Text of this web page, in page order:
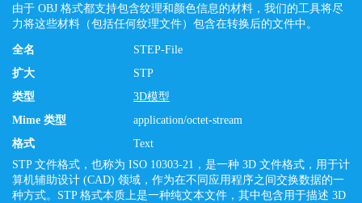
由于 OBJ 格式都支持包含纹理和颜色信息的材料，我们的工具将尽
力将这些材料（包括任何纹理文件）包含在转换后的文件中。
全名
STEP-File
扩大
STP
类型
3D模型
Mime 类型
application/octet-stream
格式
Text
STP 文件格式，也称为 ISO 10303-21，是一种 3D 文件格式，用于计
算机辅助设计 (CAD) 领域，作为在不同应用程序之间交换数据的一
种方式。STP 格式本质上是一种纯文本文件，其中包含用于描述 3D